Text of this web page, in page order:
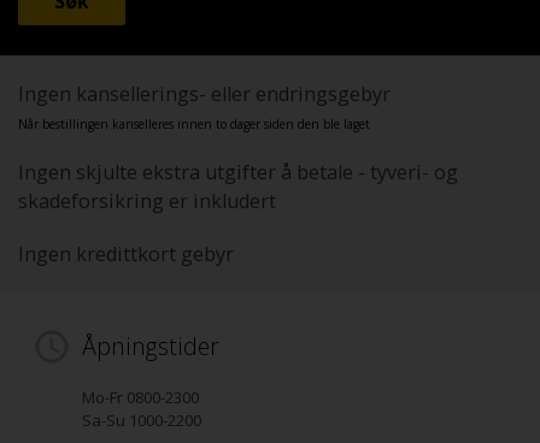
Ingen kansellerings- eller endringsgebyr
Når bestillingen kanselleres innen to dager siden den ble laget
Ingen skjulte ekstra utgifter å betale - tyveri- og
skadeforsikring er inkludert
Ingen kredittkort gebyr
Åpningstider
Mo-Fr 0800-2300
Sa-Su 1000-2200